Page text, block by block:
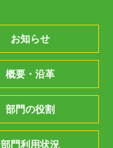
お知らせ
概要・沿革
部門の役割
部門利用状況